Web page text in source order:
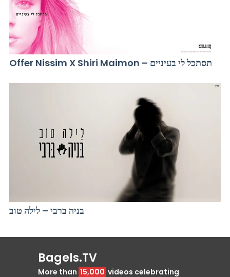
Offer Nissim X Shiri Maimon – תסתכל לי בעיניים
בניה ברבי – לילה טוב
Bagels.TV
More than 15,000 videos celebrating